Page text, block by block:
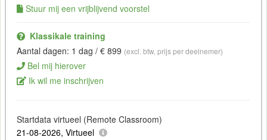
Stuur mij een vrijblijvend voorstel
Klassikale training
Aantal dagen: 1 dag / € 899 (excl. btw, prijs per deelnemer)
Bel mij hierover
Ik wil me inschrijven
Startdata virtueel (Remote Classroom)
21-08-2026, Virtueel